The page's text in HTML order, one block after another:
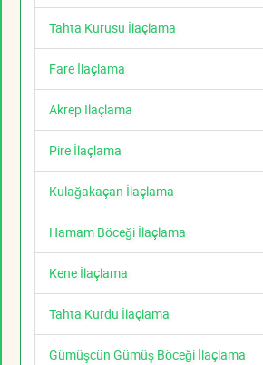
Tahta Kurusu İlaçlama
Fare İlaçlama
Akrep İlaçlama
Pire İlaçlama
Kulağakaçan İlaçlama
Hamam Böceği İlaçlama
Kene İlaçlama
Tahta Kurdu İlaçlama
Gümüşcün Gümüş Böceği İlaçlama